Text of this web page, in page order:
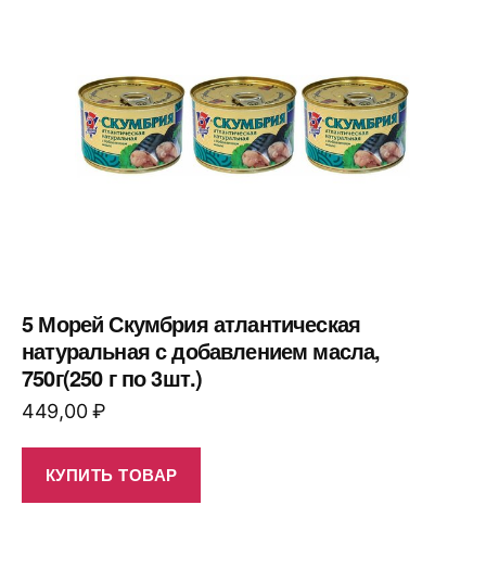
5 Морей Скумбрия атлантическая
натуральная с добавлением масла,
750г(250 г по 3шт.)
449,00₽
КУПИТЬ ТОВАР